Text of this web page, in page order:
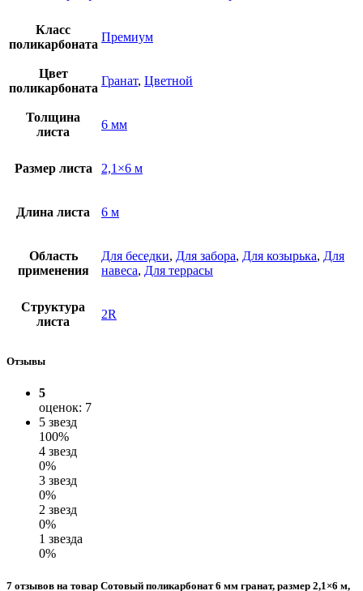
Класс
поликарбоната
Премиум
Цвет
поликарбоната
Гранат, Цветной
Толщина
листа
6 мм
Размер листа 2,1×6 м
Длина листа 6 м
Область
применения
Для беседки, Для забора, Для козырька, Для
навеса, Для террасы
Структура
листа
2R
Отзывы
5
оценок: 7
5 звезд
100%
4 звезд
0%
3 звезд
0%
2 звезд
0%
1 звезда
0%
7 отзывов на товар Сотовый поликарбонат 6 мм гранат, размер 2,1×6 м,